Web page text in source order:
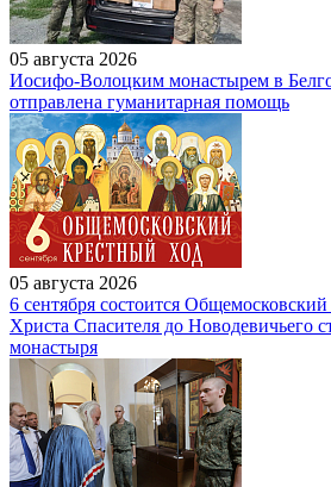
05 августа 2026
Иосифо-Волоцким монастырем в
отправлена гуманитарная помощь
05 августа 2026
6 сентября состоится
Христа Спасителя до Новодевичьего
монастыря